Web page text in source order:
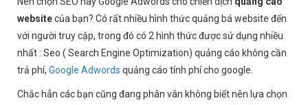
websitecủa bạn? Có rất nhiều hình thức quảng bá website đến
với người truy cập, trong đó có 2 hình thức được sử dụng nhiều
nhất : Seo ( Search Engine Optimization) quảng cáo không cần
trả phí, Google Adwords quảng cáo tính phí cho google.
Chắc hẳn các bạn cũng đang phân vân không biết nên lựa chọn